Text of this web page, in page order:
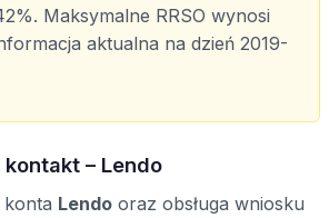
Maksymalne RRSO wynosi
aktualna na dzień 2019-
– Lendo
konta Lendo oraz obsługa wniosku